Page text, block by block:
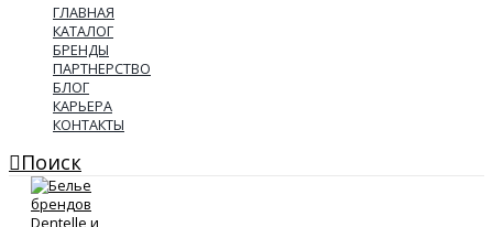
ГЛАВНАЯ
КАТАЛОГ
БРЕНДЫ
ПАРТНЕРСТВО
БЛОГ
КАРЬЕРА
КОНТАКТЫ
Поиск